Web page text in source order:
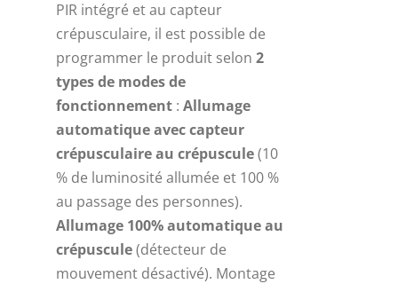
PIR intégré et au capteur
crépusculaire, il est possible de
programmer le produit selon2
types de modes de
fonctionnement :Allumage
automatique avec capteur
crépusculaire au crépuscule(10
% de luminosité allumée et 100 %
au passage des personnes).
Allumage 100% automatique au
crépuscule(détecteur de
mouvement désactivé). Montage